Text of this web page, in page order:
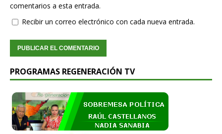
comentarios a esta entrada.
Recibir un correo electrónico con cada nueva entrada.
PROGRAMAS REGENERACIÓN TV